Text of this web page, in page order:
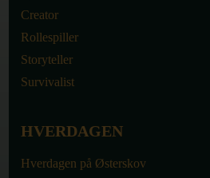
Creator
Rollespiller
Storyteller
Survivalist
HVERDAGEN
Hverdagen på Østerskov